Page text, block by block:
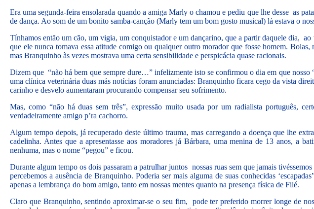
Era uma segunda-feira ensolarada quando a amiga Marly o chamou e pediu que lhe desse as
de dança. Ao som de um bonito samba-canção (Marly tem um bom gosto musical) lá estava o
Tínhamos então um cão, um vigia, um conquistador e um dançarino, que a partir daquele dia,
que ele nunca tomava essa atitude comigo ou qualquer outro morador que fosse homem.
mas Branquinho às vezes mostrava uma certa sensibilidade e perspicácia quase racionais.
Dizem que “não há bem que sempre dure…” infelizmente isto se confirmou o dia em que
uma clínica veterinária duas más notícias foram anunciadas: Branquinho ficara cego da vista
carinho e desvelo aumentaram procurando compensar seu sofrimento.
Mas, como “não há duas sem três”, expressão muito usada por um radialista português,
verdadeiramente amigo p’ra cachorro.
Algum tempo depois, já recuperado deste último trauma, mas carregando a doença que lhe
cadelinha. Antes que a apresentasse aos moradores já Bárbara, uma menina de 13 anos, a
nenhuma, mas o nome “pegou” e ficou.
Durante algum tempo os dois passaram a patrulhar juntos nossas ruas sem que jamais
percebemos a ausência de Branquinho. Poderia ser mais alguma de suas conhecidas
apenas a lembrança do bom amigo, tanto em nossas mentes quanto na presença física de Filé.
Claro que Branquinho, sentindo aproximar-se o seu fim, pode ter preferido morrer longe de